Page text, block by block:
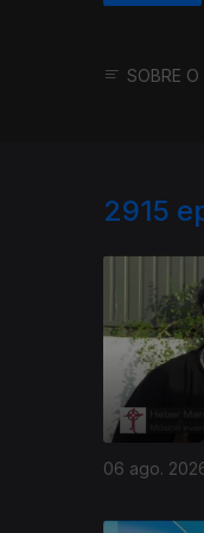
SOBRE O
2915
06 ago.